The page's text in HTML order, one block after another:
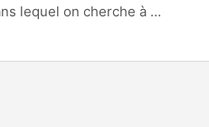
lequel on cherche à …